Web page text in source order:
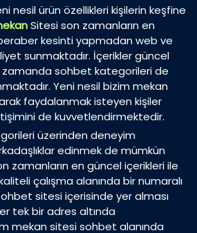
nesil ürün özellikleri kişilerin keşfine
Sitesi son zamanların en
kesinti yapmadan web ve
sunmaktadır. İçerikler güncel
zamanda sohbet kategorileri de
Yeni nesil bizim mekan
faydalanmak isteyen kişiler
de kuvvetlendirmektedir.
üzerinden deneyim
edinmek de mümkün
zamanların en güncel içerikleri ile
çalışma alanında bir numaralı
sitesi içerisinde yer alması
tek bir adres altında
mekan sitesi sohbet alanında